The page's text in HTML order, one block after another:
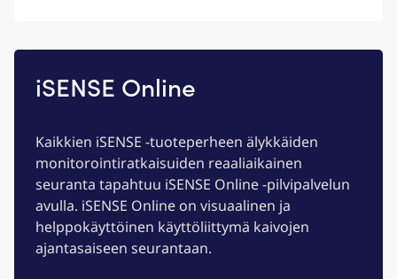
iSENSE Online
Kaikkien iSENSE -tuoteperheen älykkäiden
monitorointiratkaisuiden reaaliaikainen
seuranta tapahtuu iSENSE Online -pilvipalvelun
avulla. iSENSE Online on visuaalinen ja
helppokäyttöinen käyttöliittymä kaivojen
ajantasaiseen seurantaan.